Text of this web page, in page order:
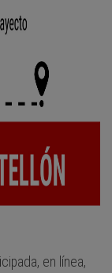
en línea,